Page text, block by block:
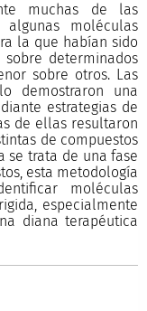
muchas de las
moléculas
la que habían sido
determinados
sobre otros. Las
demostraron una
estrategias de
de ellas resultaron
de compuestos
se trata de una fase
esta metodología
moléculas
especialmente
diana terapéutica